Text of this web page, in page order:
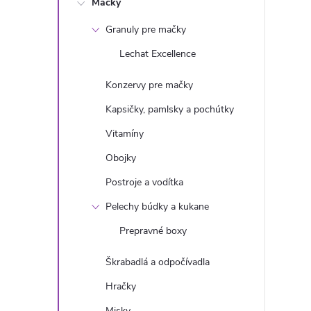
Granuly pre mačky
Lechat Excellence
Konzervy pre mačky
Kapsičky, pamlsky a pochútky
Vitamíny
Obojky
Postroje a vodítka
Pelechy búdky a kukane
Prepravné boxy
Škrabadlá a odpočívadla
Hračky